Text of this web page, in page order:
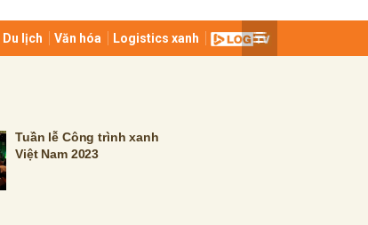
Du lịch Văn hóa Logistics xanh
Tuần lễ Công trình xanh
Việt Nam 2023